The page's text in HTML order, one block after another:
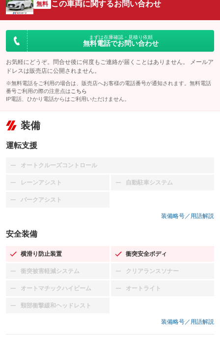
無料 この車両に関するお問い合わせ
まずは在庫確認・見積り依頼
無料電話でお問い合わせ
お気軽にどうぞ。問合せ後に何度もご連絡が届くことはありません。 メールア
ドレスは販売店に公開されません。
※無料電話をご利用の場合は、販売店へお客様の電話番号が通知されます。無料電話
番号ご利用の際の注意点は こちら
IP電話、ひかり電話からはご利用いただけません。
装備
運転支援
オートクルーズコントロール
：装備なし
レーンアシスト
：装備なし 自動駐車システム
：装備なし
パークアシスト
：装備なし
装備略号／用語解説
安全装備
横滑り防止装置
：装備あり 衝突安全ボディ
：装備あり
衝突被害軽減システム
：装備なし クリアランスソナー
：装備なし
オートマチックハイビーム
：装備なし オートライト
：装備なし
頸部衝撃緩和ヘッドレスト
：装備なし
装備略号／用語解説